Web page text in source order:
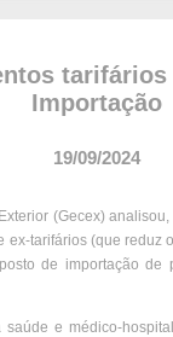
Importação
19/09/2024
(Gecex)
tarifários (que reduz
de importação de
e médico-